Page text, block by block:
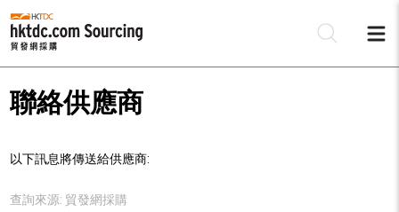
聯絡供應商
以下訊息將傳送給供應商:
查詢來源: 貿發網採購